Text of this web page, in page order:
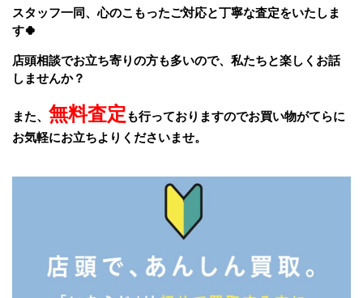
スタッフ一同、心のこもったご対応と丁寧な査定をいたしま
す🍀
店頭相談でお立ち寄りの方も多いので、私たちと楽しくお話
しませんか？
また、 無料査定も行っておりますのでお買い物がてらに
お気軽にお立ちよりくださいませ。